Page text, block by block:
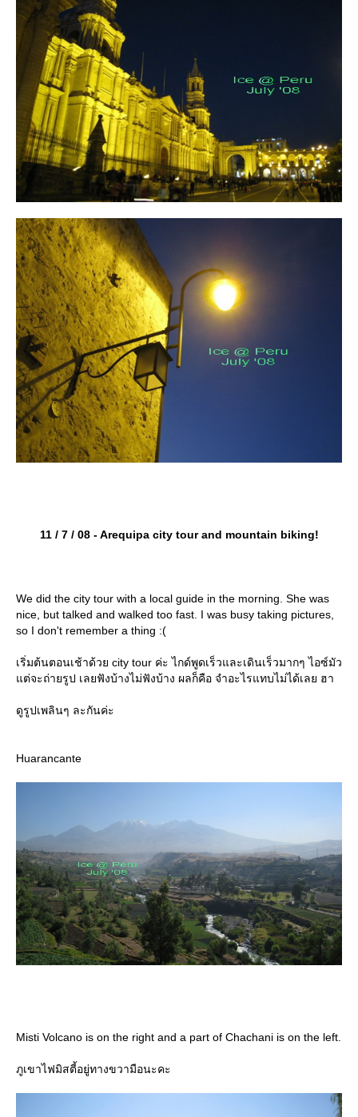
11 / 7 / 08 - Arequipa city tour and mountain biking!
We did the city tour with a local guide in the morning. She was
nice, but talked and walked too fast. I was busy taking pictures,
so I don't remember a thing :(
เริ่มต้นตอนเช้าด้วย city tour ค่ะ ไกด์พูดเร็วและเดินเร็วมากๆ ไอซ์มัว
ต่จะถ่ายรูป เลยฟังบ้างไม่ฟังบ้าง ผลก็คือ จำอะไรแทบไม่ได้เลย ฮา
ดูรูปเพลินๆ ละกันค่ะ
Huarancante
Misti Volcano is on the right and a part of Chachani is on the left.
ภูเขาไฟมิสตี้อยู่ทางขวามือนะคะ